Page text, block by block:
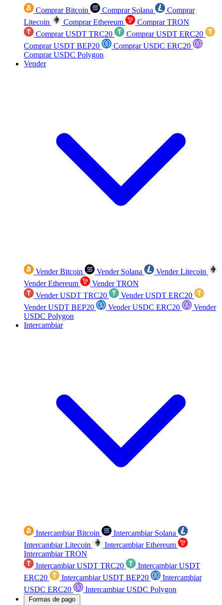
Comprar Bitcoin Comprar Solana
Comprar
Litecoin
Comprar Ethereum
Comprar TRON
Comprar USDT TRC20
Comprar USDT ERC20
Comprar USDT BEP20
Comprar USDC ERC20
Comprar USDC Polygon
Vender
Vender Bitcoin Vender Solana
Vender Litecoin
Vender Ethereum
Vender TRON
Vender USDT TRC20
Vender USDT ERC20
Vender USDT BEP20
Vender USDC ERC20
Vender
USDC Polygon
Intercambiar
Intercambiar Bitcoin
Intercambiar Solana
Intercambiar Litecoin
Intercambiar Ethereum
Intercambiar TRON
Intercambiar USDT TRC20
Intercambiar USDT
ERC20
Intercambiar USDT BEP20
Intercambiar
USDC ERC20
Intercambiar USDC Polygon
Formas de pago